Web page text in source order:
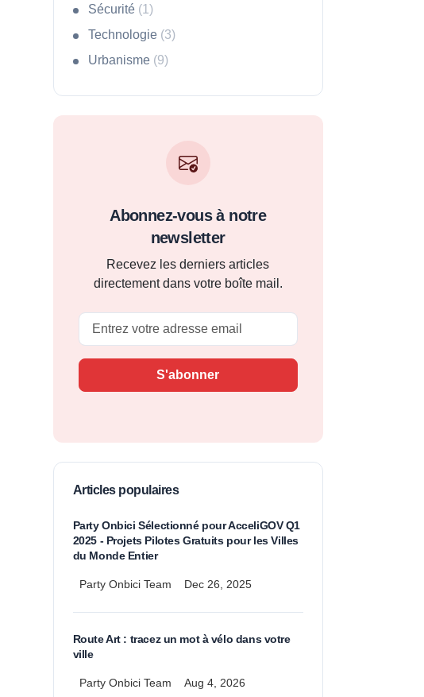
Sécurité (1)
Technologie (3)
Urbanisme (9)
Abonnez-vous à notre
newsletter
Recevez les derniers articles
directement dans votre boîte mail.
S'abonner
Articles populaires
Party Onbici Sélectionné pour AcceliGOV Q1
2025 - Projets Pilotes Gratuits pour les Villes
du Monde Entier
Party Onbici Team Dec 26, 2025
Route Art : tracez un mot à vélo dans votre
ville
Party Onbici Team Aug 4, 2026